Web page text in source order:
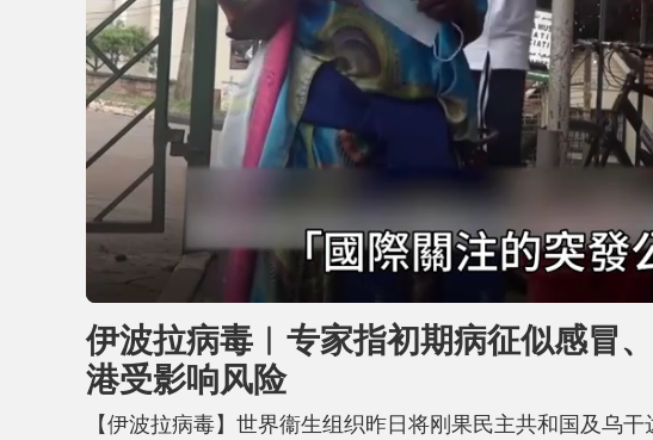
n
u
t
e
o
d
e
1
%
伊波拉病毒︱专家指初期病征似感冒
港受影响风险
【伊波拉病毒】世界衞生组织昨日将刚果民主共和国及乌